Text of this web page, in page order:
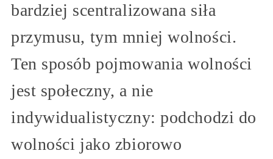
bardziej scentralizowana siła
przymusu, tym mniej wolności.
Ten sposób pojmowania wolności
jest społeczny, a nie
indywidualistyczny: podchodzi do
wolności jako zbiorowo